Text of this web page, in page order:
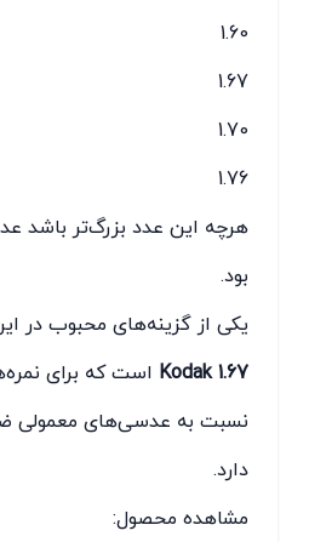
1.60
1.67
1.70
1.76
هرچه این عدد بزرگ‌تر باشد
بود.
یکی از گزینه‌های محبوب در
Kodak 1.67 است که برای
نسبت به عدسی‌های معمولی
دارد.
مشاهده محصول: